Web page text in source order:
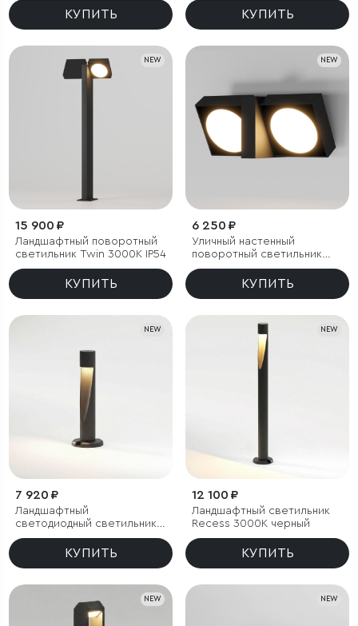
КУПИТЬ КУПИТЬ
NEW
15 900 ₽
Ландшафтный поворотный
светильник Twin 3000K IP54
КУПИТЬ
NEW
6 250 ₽
Уличный настенный
поворотный светильник
Twin 3000K черный
КУПИТЬ
NEW
7 920 ₽
Ландшафтный
светодиодный светильник
Recess 3000K черный IP65
КУПИТЬ
NEW
12 100 ₽
Ландшафтный светильник
Recess 3000K черный
КУПИТЬ
NEW NEW